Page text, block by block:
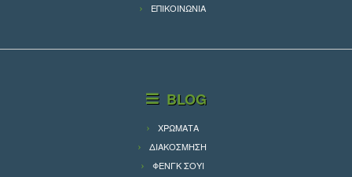
ΕΠΙΚΟΙΝΩΝΙΑ
BLOG
ΧΡΩΜΑΤΑ
ΔΙΑΚΟΣΜΗΣΗ
ΦΕΝΓΚ ΣΟΥΙ